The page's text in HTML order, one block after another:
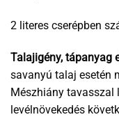
2 literes cserépben
Talajigény, tápanyag
savanyú talaj esetén
Mészhiány tavasszal
levélnövekedés